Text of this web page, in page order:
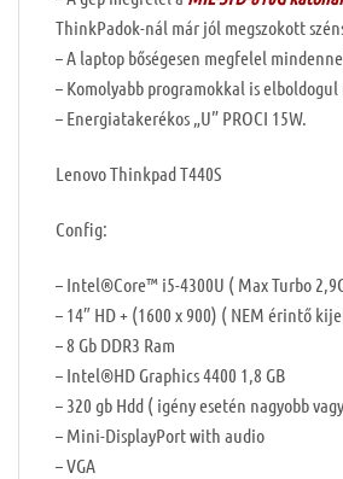
ThinkPadok-nál már jól megszokott
– A laptop bőségesen megfelel
– Komolyabb programokkal is
– Energiatakerékos „U” PROCI 15W.
Lenovo Thinkpad T440S
Config:
– Intel®Core™ i5-4300U ( Max Turbo
– 14″ HD + (1600 x 900) ( NEM érintő
– 8 Gb DDR3 Ram
– Intel®HD Graphics 4400 1,8 GB
– 320 gb Hdd ( igény esetén nagyobb vagy
– Mini-DisplayPort with audio
– VGA